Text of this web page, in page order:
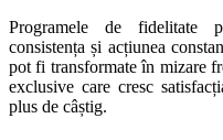
Programele de fidelitate
consistența și acțiunea
pot fi transformate în mizare
exclusive care cresc
plus de câștig.